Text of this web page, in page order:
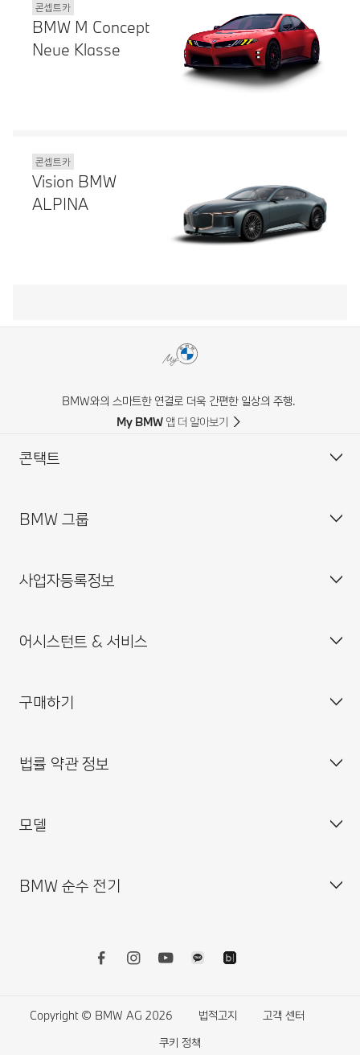
콘셉트카
BMW M Concept
Neue Klasse
콘셉트카
Vision BMW
ALPINA
BMW와의 스마트한 연결로 더욱 간편한 일상의 주행.
My BMW 앱 더 알아보기
콘택트
고객 센터
BMW 공식 딜러 위치
BMW 그룹
기업소개
BMW 드라이빙 센터
BMW 코리아 미래재단
BMW 파이낸셜 서비스
사업자등록정보
사업자등록번호 : 211-86-08983
대표이사 : 한상윤
대표전화 : 080-700-8000
사업자등록정보확인
어시스턴트 & 서비스
BMW 드라이버 가이드
My BMW 앱
구매하기
내 차량 만들기
BMW 공식 인증 중고차 찾기
BMW 월 납입금 계산기
법률 약관 정보
개인(위치)정보 처리방침
영상정보처리기기 운영·관리 방침
BMW 워런티 플러스 이용약관
모델
BMW X 시리즈
BMW 순수 전기
Copyright © BMW AG 2026 법적고지
고객 센터
쿠키 정책